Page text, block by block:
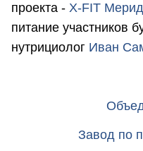
проекта - X-FIT
питание участников
нутрициолог Иван
Завод по